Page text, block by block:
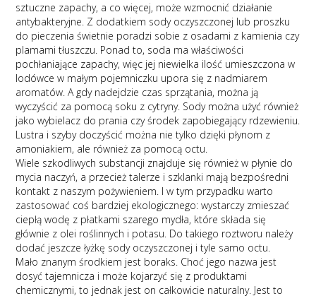
sztuczne zapachy, a co więcej, może wzmocnić działanie
antybakteryjne. Z dodatkiem sody oczyszczonej lub proszku
do pieczenia świetnie poradzi sobie z osadami z kamienia czy
plamami tłuszczu. Ponad to, soda ma właściwości
pochłaniające zapachy, więc jej niewielka ilość umieszczona w
lodówce w małym pojemniczku upora się z nadmiarem
aromatów. A gdy nadejdzie czas sprzątania, można ją
wyczyścić za pomocą soku z cytryny. Sody można użyć również
jako wybielacz do prania czy środek zapobiegający rdzewieniu.
Lustra i szyby doczyścić można nie tylko dzięki płynom z
amoniakiem, ale również za pomocą octu.
Wiele szkodliwych substancji znajduje się również w płynie do
mycia naczyń, a przecież talerze i szklanki mają bezpośredni
kontakt z naszym pożywieniem. I w tym przypadku warto
zastosować coś bardziej ekologicznego: wystarczy zmieszać
ciepłą wodę z płatkami szarego mydła, które składa się
głównie z olei roślinnych i potasu. Do takiego roztworu należy
dodać jeszcze łyżkę sody oczyszczonej i tyle samo octu.
Mało znanym środkiem jest boraks. Choć jego nazwa jest
dosyć tajemnicza i może kojarzyć się z produktami
chemicznymi, to jednak jest on całkowicie naturalny. Jest to